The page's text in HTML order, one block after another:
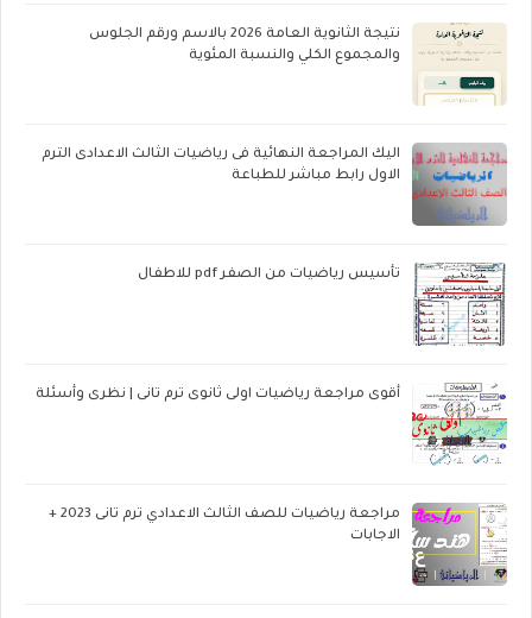
نتيجة الثانوية العامة 2026 بالاسم ورقم الجلوس
والمجموع الكلي والنسبة المئوية
اليك المراجعة النهائية فى رياضيات الثالث الاعدادى الترم
الاول رابط مباشر للطباعة
تأسيس رياضيات من الصفر pdf للاطفال
أقوى مراجعة رياضيات اولى ثانوى ترم تانى | نظرى وأسئلة
مراجعة رياضيات للصف الثالث الاعدادي ترم تانى 2023 +
الاجابات